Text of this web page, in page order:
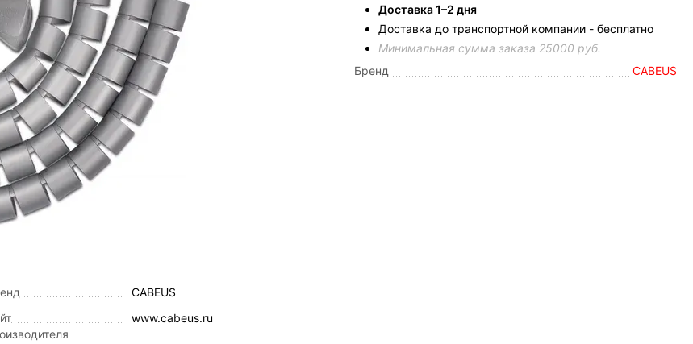
Доставка 1–2 дня
Доставка до транспортной компании - бесплатно
Минимальная сумма заказа 25000 руб.
Бренд
CABEUS
CABEUS
www.cabeus.ru